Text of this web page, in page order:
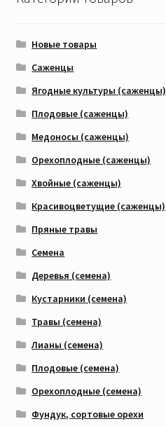
Новые товары
Саженцы
Ягодные культуры (саженцы)
Плодовые (саженцы)
Медоносы (саженцы)
Орехоплодные (саженцы)
Хвойные (саженцы)
Красивоцветущие (саженцы)
Пряные травы
Семена
Деревья (семена)
Кустарники (семена)
Травы (семена)
Лианы (семена)
Плодовые (семена)
Орехоплодные (семена)
Фундук, сортовые орехи